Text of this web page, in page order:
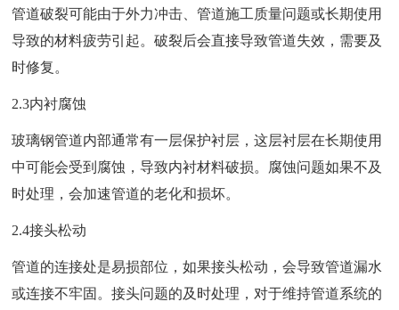
管道破裂可能由于外力冲击、管道施工质量问题或长期使用
导致的材料疲劳引起。破裂后会直接导致管道失效，需要及
时修复。
2.3内衬腐蚀
玻璃钢管道内部通常有一层保护衬层，这层衬层在长期使用
中可能会受到腐蚀，导致内衬材料破损。腐蚀问题如果不及
时处理，会加速管道的老化和损坏。
2.4接头松动
管道的连接处是易损部位，如果接头松动，会导致管道漏水
或连接不牢固。接头问题的及时处理，对于维持管道系统的